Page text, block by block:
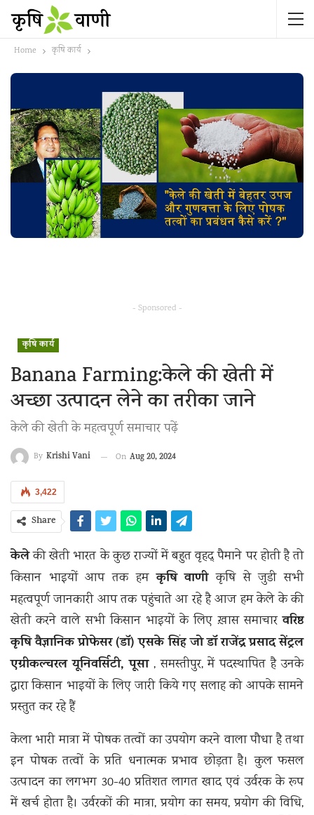
Home कृषि कार्य
- Sponsored -
कृषि कार्य
Banana Farming:केले की खेती में
अच्छा उत्पादन लेने का तरीका जाने
केले की खेती के महत्वपूर्ण समाचार पढ़ें
By Krishi Vani On Aug 20, 2024
3,422
Share
केलेकी खेती भारत के कुछ राज्यों में बहुत वृहद् पैमाने पर होती है तो
किसान भाइयों आप तक हमकृषि वाणीकृषि से जुडी सभी
महत्वपूर्ण जानकारी आप तक पहुंचाते आ रहे है आज हम केले के की
खेती करने वाले सभी किसान भाइयों के लिए ख़ास समाचारवरिष्ठ
कृषि वैज्ञानिक प्रोफेसर (डॉ) एसके सिंह जो डॉ राजेंद्र प्रसाद सेंट्रल
एग्रीकल्चरल यूनिवर्सिटी, पूसा, समस्तीपुर, में पदस्थापित है उनके
द्वारा किसान भाइयों के लिए जारी किये गए सलाह को आपके सामने
प्रस्तुत कर रहे हैं
केला भारी मात्रा में पोषक तत्वों का उपयोग करने वाला पौधा है तथा
इन पोषक तत्वों के प्रति धनात्मक प्रभाव छोड़ता है। कुल फसल
उत्पादन का लगभग 30-40 प्रतिशत लागत खाद एवं उर्वरक के रूप
में खर्च होता है। उर्वरकों की मात्रा, प्रयोग का समय, प्रयोग की विधि,